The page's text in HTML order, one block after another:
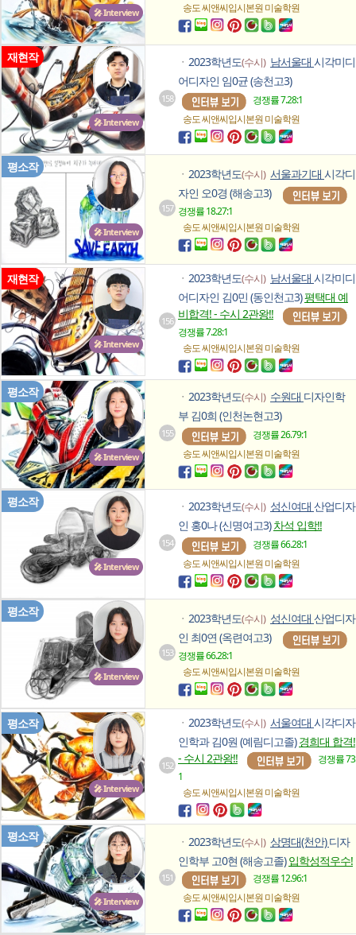
🎤 Interview
송도 씨앤씨입시본원미술학원
🎤 Interview
재현작
158
ㆍ 2023학년도(수시) 남서울대 시각미디
어디자인 임0균 (송천고3)
경쟁률 7.28:1
송도 씨앤씨입시본원미술학원
🎤 Interview
평소작
157
ㆍ 2023학년도(수시) 서울과기대 시각디
자인 오0경 (해송고3)
경쟁률 18.27:1
송도 씨앤씨입시본원미술학원
🎤 Interview
재현작
156
ㆍ 2023학년도(수시) 남서울대 시각미디
어디자인 김0민 (동인천고3)평택대 예
비합격! - 수시 2관왕!!
경쟁률 7.28:1
송도 씨앤씨입시본원미술학원
🎤 Interview
평소작
155
ㆍ 2023학년도(수시) 수원대 디자인학
부 김0희 (인천논현고3)
경쟁률 26.79:1
송도 씨앤씨입시본원미술학원
🎤 Interview
평소작
154
ㆍ 2023학년도(수시) 성신여대 산업디자
인 홍0나 (신명여고3)차석 입학!!
경쟁률 66.28:1
송도 씨앤씨입시본원미술학원
🎤 Interview
평소작
153
ㆍ 2023학년도(수시) 성신여대 산업디자
인 최0연 (옥련여고3)
경쟁률 66.28:1
송도 씨앤씨입시본원미술학원
🎤 Interview
평소작
152
ㆍ 2023학년도(수시) 서울여대 시각디자
인학과 김0원 (예림디고졸)경희대 합격!
- 수시 2관왕!!
경쟁률 73:
1
송도 씨앤씨입시본원미술학원
🎤 Interview
평소작
151
ㆍ 2023학년도(수시) 상명대(천안)디자
인학부 고0현 (해송고졸)입학성적우수!
경쟁률 12.96:1
송도 씨앤씨입시본원미술학원